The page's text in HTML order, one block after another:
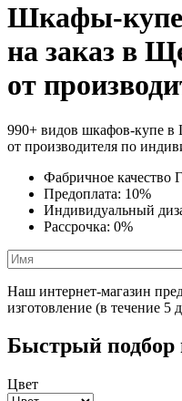
Шкафы-купе
на заказ в
от
990+ видов шкафов-купе в
от производителя по
Фабричное качество
Предоплата: 10%
Индивидуальный
Рассрочка: 0%
Наш интернет-магазин
изготовление (в течение 5
Быстрый подбор
Цвет